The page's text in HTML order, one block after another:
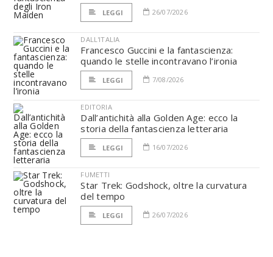
LEGGI 26/07/2026
DALL'ITALIA
Francesco Guccini e la fantascienza:
quando le stelle incontravano l’ironia
LEGGI 7/08/2026
EDITORIA
Dall’antichità alla Golden Age: ecco la
storia della fantascienza letteraria
LEGGI 16/07/2026
FUMETTI
Star Trek: Godshock, oltre la curvatura
del tempo
LEGGI 26/07/2026